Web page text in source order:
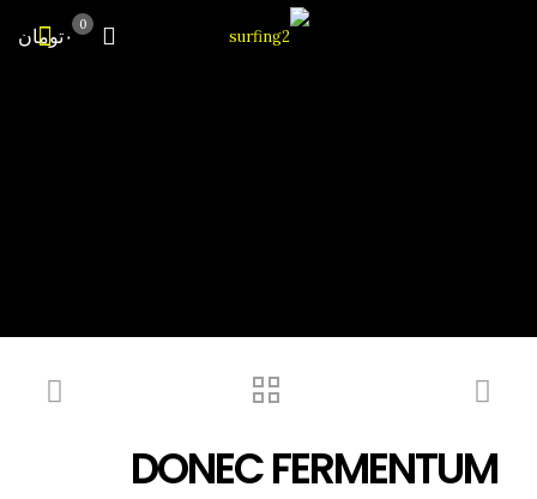
0 ۰تومان
DONEC FERMENTUM